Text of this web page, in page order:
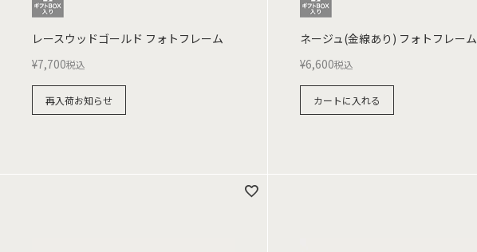
レースウッドゴールド フォトフレーム
¥7,700税込
再入荷お知らせ
ネージュ(金線あり) フォトフレーム
¥6,600税込
カートに入れる